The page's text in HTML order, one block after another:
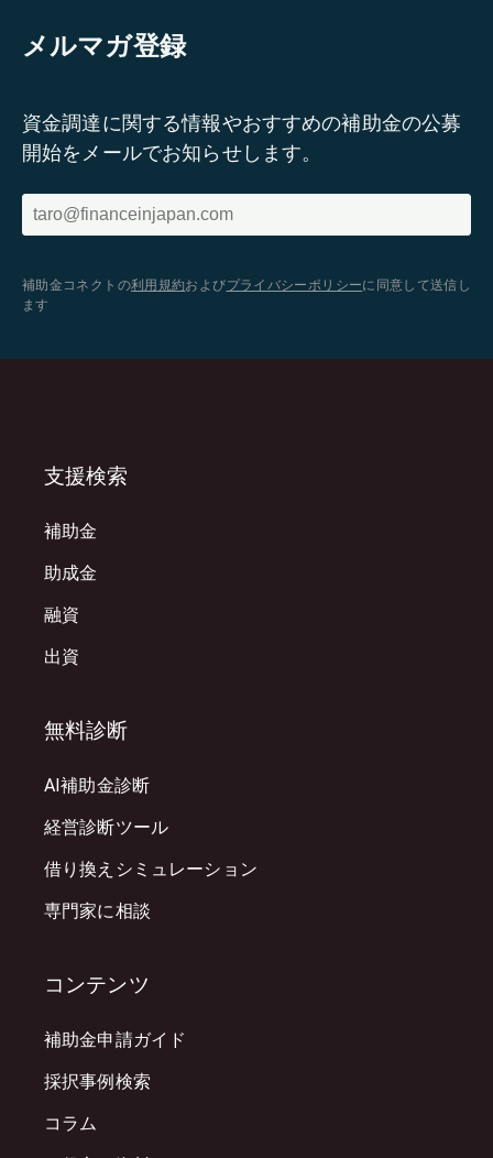
メルマガ登録
資金調達に関する情報やおすすめの補助金の公募
開始をメールでお知らせします。
補助金コネクトの利用規約およびプライバシーポリシーに同意して送信し
ます
支援検索
補助金
助成金
融資
出資
無料診断
AI補助金診断
経営診断ツール
借り換えシミュレーション
専門家に相談
コンテンツ
補助金申請ガイド
採択事例検索
コラム